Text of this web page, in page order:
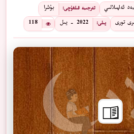
ئەلھىلالىي تەرجىمە قىلغۇچى: بۇشرا
تورى يىلى: 2022 - يىل 118